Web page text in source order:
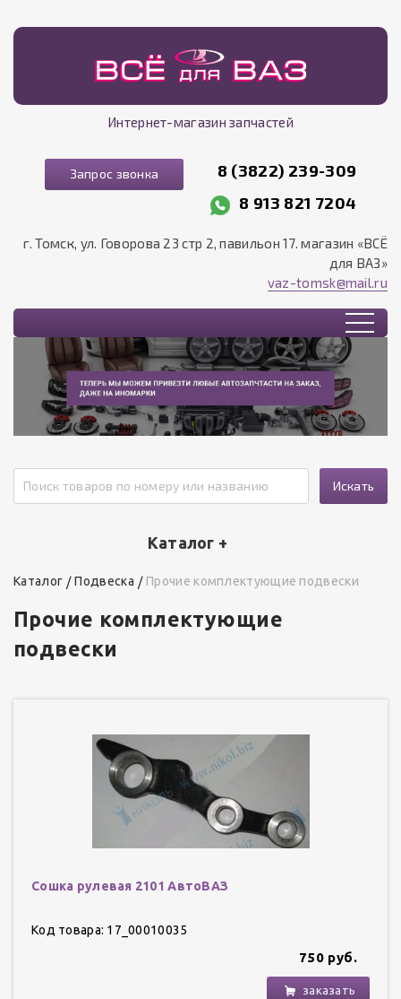
Интернет-магазин запчастей
Запрос звонка
8 (3822) 239-309
8 913 821 7204
г. Томск, ул. Говорова 23 стр 2, павильон 17. магазин «ВСЁ
для ВАЗ»
vaz-tomsk@mail.ru
Искать
Каталог +
Каталог Подвеска Прочие комплектующие подвески
Прочие комплектующие
подвески
Сошка рулевая 2101 АвтоВАЗ
Код товара: 17_00010035
750 руб.
заказать